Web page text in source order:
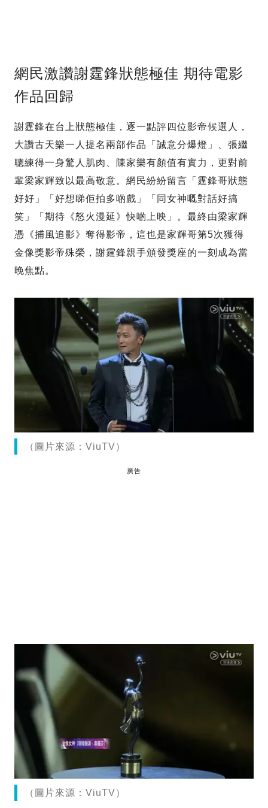
網民激讚謝霆鋒狀態極佳 期待電影
作品回歸
謝霆鋒在台上狀態極佳，逐一點評四位影帝候選人，
大讚古天樂一人提名兩部作品「誠意分爆燈」、張繼
聰練得一身驚人肌肉、陳家樂有顏值有實力，更對前
輩梁家輝致以最高敬意。網民紛紛留言「霆鋒哥狀態
好好」「好想睇佢拍多啲戲」「同女神嘅對話好搞
笑」「期待《怒火漫延》快啲上映」。最終由梁家輝
憑《捕風追影》奪得影帝，這也是家輝哥第5次獲得
金像獎影帝殊榮，謝霆鋒親手頒發獎座的一刻成為當
晚焦點。
（圖片來源：ViuTV）
廣告
（圖片來源：ViuTV）